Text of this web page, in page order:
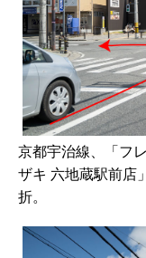
京都宇治線、「フ
ザキ 六地蔵駅前店
折。